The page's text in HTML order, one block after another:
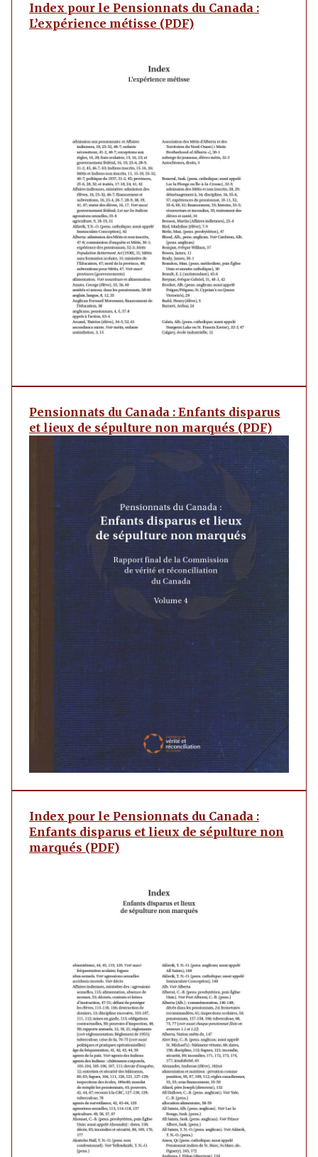
Index pour le Pensionnats du Canada :
L’expérience métisse (PDF)
Pensionnats du Canada : Enfants disparus
et lieux de sépulture non marqués (PDF)
Index pour le Pensionnats du Canada :
Enfants disparus et lieux de sépulture non
marqués (PDF)